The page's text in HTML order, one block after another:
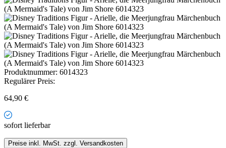
Produktnummer: 6014323
Regulärer Preis:
64,90 €
sofort lieferbar
Preise inkl. MwSt. zzgl. Versandkosten